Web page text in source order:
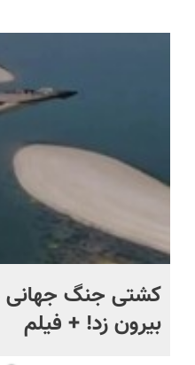
ios
کشتی‌ جنگ جهانی
بیرون زد! + فیلم